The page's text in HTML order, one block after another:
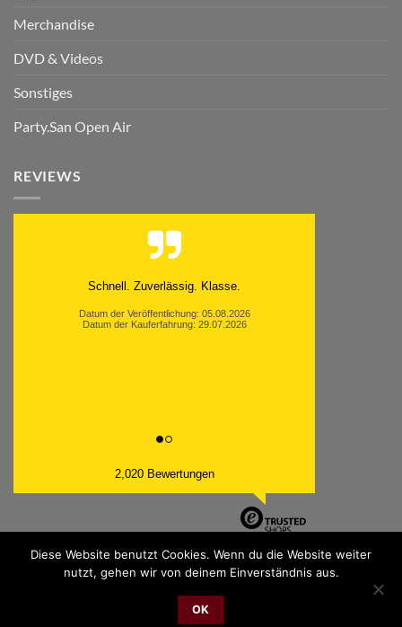
Merchandise
DVD & Videos
Sonstiges
Party.San Open Air
REVIEWS
Moinsen, hat alles super geklappt. Danke ans
Datum der Veröffentlichung: 05.08.2026
2,020 Bewertungen
2026 © cudgel Vertrieb - a division of Party.San GmbH
Diese Website benutzt Cookies. Wenn du die Website weiter
nutzt, gehen wir von deinem Einverständnis aus.
OK